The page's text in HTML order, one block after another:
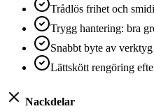
Trådlös frihet och
Trygg hantering: bra
Snabbt byte av
Lättskött rengöring
Nackdelar